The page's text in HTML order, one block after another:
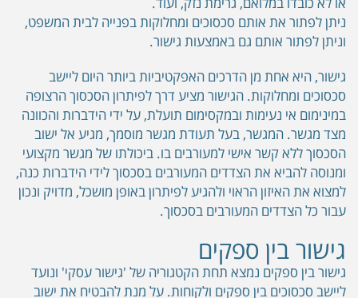
ניתן לפתור את אותם סכסוכים ומחלוקות בפנייה לבית המשפט,
וניתן לפתור אותם גם באמצעות גישור.
גישור, היא אחת מן הדרכים האפקטיביות ביותר היום ליישב
סכסוכים ומחלוקות. הגישור מציע דרך לפיתרון הסכסוך הרצופה
במינימום אי נעימות ובמקסימום תועלת, על ידי הידברות והכוונה
מצד מגשר. המגשר, בעל תעודת מגשר מוסמך, מגיע אל ישוב
הסכסוך ללא קשר אישי למעורבים בו. ביכולתו של מגשר מקצועי
ומנוסה להביא את הצדדים המעורבים בסכסוך לידי הידברות כנה,
למצוא את האיזון הראוי ולהגיע לפיתרון באופן מושכל, מדויק ונכון
עבור כל הצדדים המעורבים בסכסוך.
גישור בין ספקים
גישור בין ספקים נמצא תחת הקטגוריה של 'גישור עסקי' ונועד
ליישב סכסוכים בין ספקים ולקוחות. על מנת להבטיח את ישוב